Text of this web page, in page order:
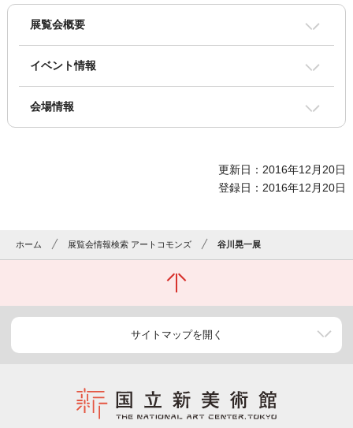
展覧会概要
イベント情報
会場情報
更新日：2016年12月20日
登録日：2016年12月20日
ホーム 展覧会情報検索 アートコモンズ 谷川晃一展
サイトマップを開く